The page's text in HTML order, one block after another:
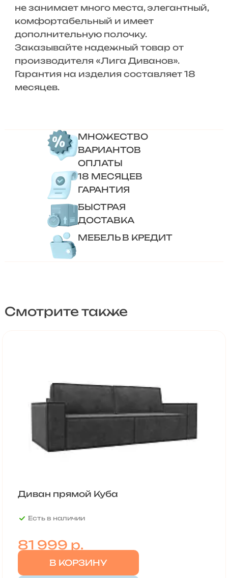
не занимает много места, элегантный,
комфортабельный и имеет
дополнительную полочку.
Заказывайте надежный товар от
производителя «Лига Диванов».
Гарантия на изделия составляет 18
месяцев.
МНОЖЕСТВО
ВАРИАНТОВ
ОПЛАТЫ
18 МЕСЯЦЕВ
ГАРАНТИЯ
БЫСТРАЯ
ДОСТАВКА
МЕБЕЛЬ В КРЕДИТ
Смотрите также
Диван прямой Куба
Есть в наличии
81 999 р.
В КОРЗИНУ